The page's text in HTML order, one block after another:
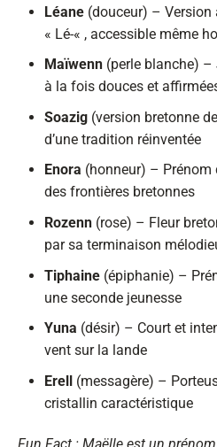
Léane (douceur) – Version
« Lé-« , accessible même
Maïwenn (perle blanche)
à la fois douces et
Soazig (version bretonne
d’une tradition réinventée
Enora (honneur) – Prénom
des frontières bretonnes
Rozenn (rose) – Fleur
par sa terminaison
Tiphaine (épiphanie) –
une seconde jeunesse
Yuna (désir) – Court et
vent sur la lande
Erell (messagère) –
cristallin caractéristique
Fun Fact : Maëlle est un